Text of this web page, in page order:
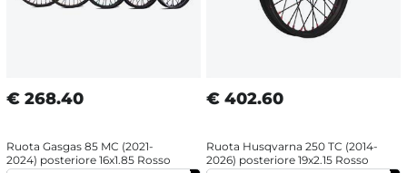
€ 268.40
Ruota Gasgas 85 MC (2021-
2024) posteriore 16x1.85 Rosso
€ 402.60
Ruota Husqvarna 250 TC (2014-
2026) posteriore 19x2.15 Rosso